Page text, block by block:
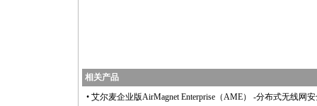
相关产品
• 艾尔麦企业版AirMagnet Enterprise（AME） -分布式无线网